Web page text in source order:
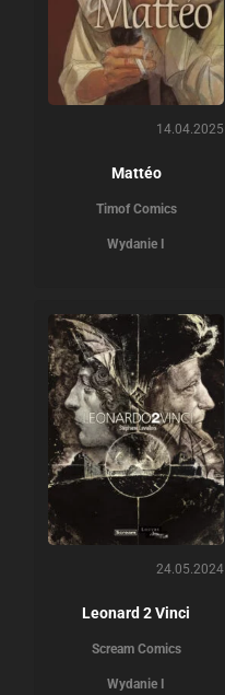
14.04.2025
Mattéo
Timof Comics
Wydanie I
24.05.2024
Leonard 2 Vinci
Scream Comics
Wydanie I